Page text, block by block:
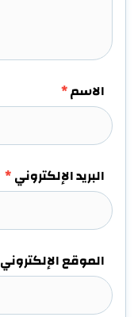
الاسم*
البريد الإلكتروني*
الموقع الإلكتروني